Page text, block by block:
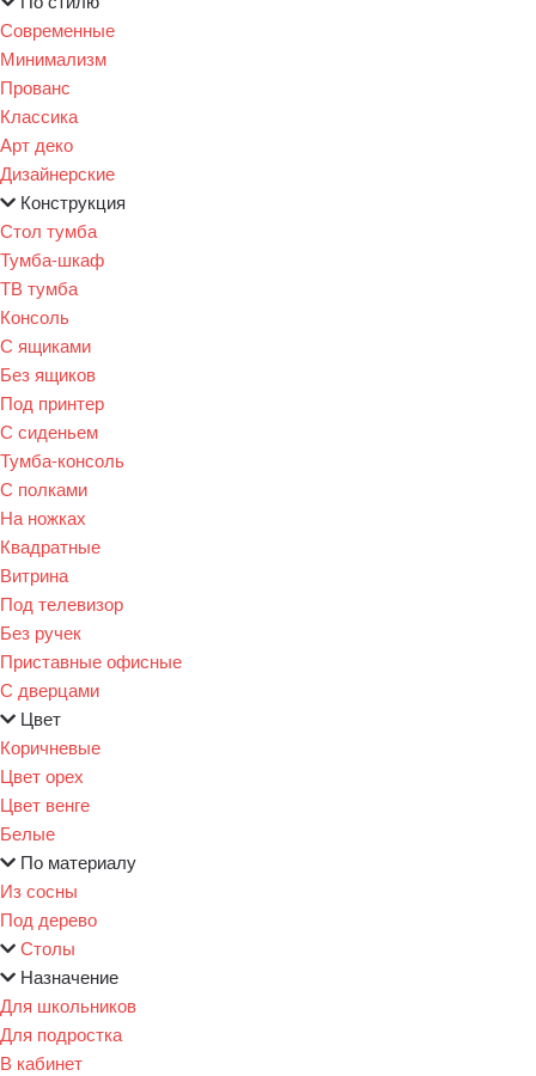
Современные
Минимализм
Прованс
Классика
Арт деко
Дизайнерские
Конструкция
Стол тумба
Тумба-шкаф
ТВ тумба
Консоль
С ящиками
Без ящиков
Под принтер
С сиденьем
Тумба-консоль
С полками
На ножках
Квадратные
Витрина
Под телевизор
Без ручек
Приставные офисные
С дверцами
Цвет
Коричневые
Цвет орех
Цвет венге
Белые
По материалу
Из сосны
Под дерево
Столы
Назначение
Для школьников
Для подростка
В кабинет